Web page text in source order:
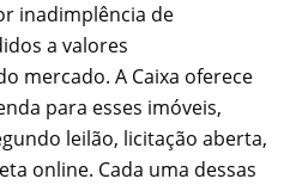
inadimplência de
a valores
mercado. A Caixa oferece
para esses imóveis,
leilão, licitação aberta,
online. Cada uma dessas